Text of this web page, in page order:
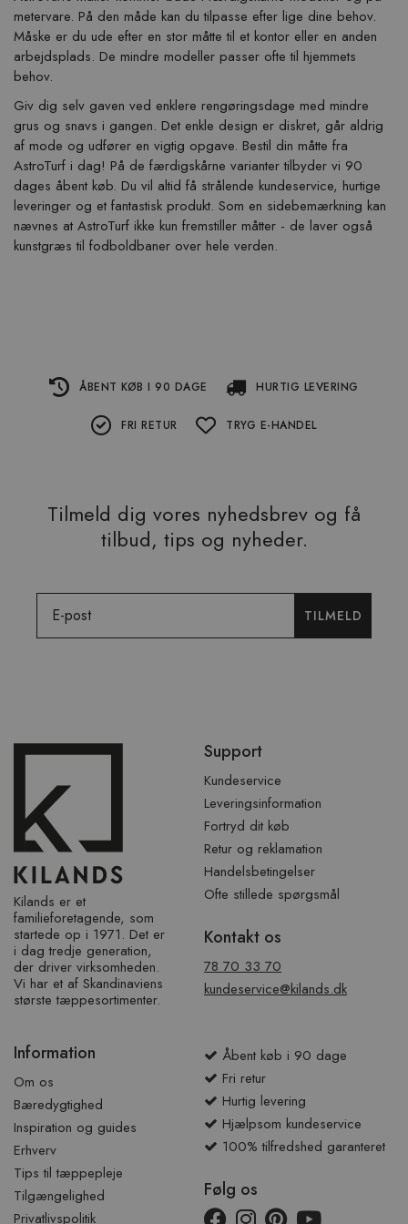
metervare. På den måde kan du tilpasse efter lige dine behov.
Måske er du ude efter en stor måtte til et kontor eller en anden
arbejdsplads. De mindre modeller passer ofte til hjemmets
behov.
Giv dig selv gaven ved enklere rengøringsdage med mindre
grus og snavs i gangen. Det enkle design er diskret, går aldrig
af mode og udfører en vigtig opgave. Bestil din måtte fra
AstroTurf i dag! På de færdigskårne varianter tilbyder vi 90
dages åbent køb. Du vil altid få strålende kundeservice, hurtige
leveringer og et fantastisk produkt. Som en sidebemærkning kan
nævnes at AstroTurf ikke kun fremstiller måtter - de laver også
kunstgræs til fodboldbaner over hele verden.
ÅBENT KØB I 90 DAGE HURTIG LEVERING
FRI RETUR TRYG E-HANDEL
Tilmeld dig vores nyhedsbrev og få
tilbud, tips og nyheder.
TILMELD
over
Kilands er et
familieforetagende, som
startede op i 1971. Det er
i dag tredje generation,
der driver virksomheden.
Vi har et af ​​Skandinaviens
største tæppesortimenter.
Support
Kundeservice
Leveringsinformation
Fortryd dit køb
Retur og reklamation
Handelsbetingelser
Ofte stillede spørgsmål
Kontakt os
78 70 33 70
kundeservice@kilands.dk
Information
Om os
Bæredygtighed
Inspiration og guides
Erhverv
Tips til tæppepleje
Tilgængelighed
Privatlivspolitik
Åbent køb i 90 dage
Fri retur
Hurtig levering
Hjælpsom kundeservice
100% tilfredshed garanteret
Følg os